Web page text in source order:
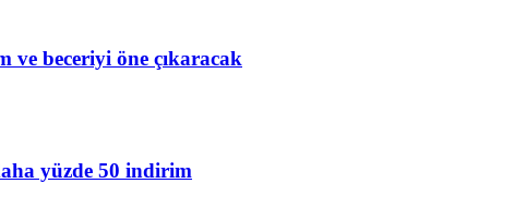
beceriyi öne çıkaracak
yüzde 50 indirim